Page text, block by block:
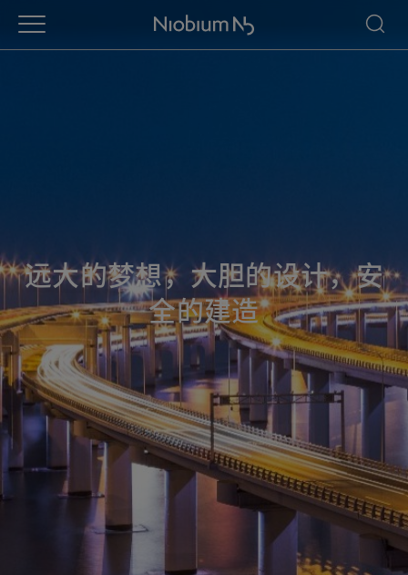
远大的梦想，大胆的设计，安
全的建造